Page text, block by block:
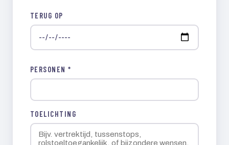
TERUG OP
PERSONEN *
TOELICHTING